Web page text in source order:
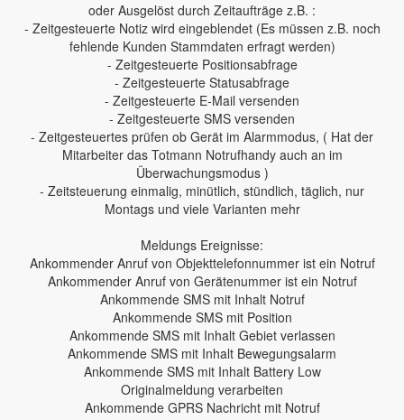
oder Ausgelöst durch Zeitaufträge z.B. :
- Zeitgesteuerte Notiz wird eingeblendet (Es müssen z.B. noch
fehlende Kunden Stammdaten erfragt werden)
- Zeitgesteuerte Positionsabfrage
- Zeitgesteuerte Statusabfrage
- Zeitgesteuerte E-Mail versenden
- Zeitgesteuerte SMS versenden
- Zeitgesteuertes prüfen ob Gerät im Alarmmodus, ( Hat der
Mitarbeiter das Totmann Notrufhandy auch an im
Überwachungsmodus )
- Zeitsteuerung einmalig, minütlich, stündlich, täglich, nur
Montags und viele Varianten mehr
Meldungs Ereignisse:
Ankommender Anruf von Objekttelefonnummer ist ein Notruf
Ankommender Anruf von Gerätenummer ist ein Notruf
Ankommende SMS mit Inhalt Notruf
Ankommende SMS mit Position
Ankommende SMS mit Inhalt Gebiet verlassen
Ankommende SMS mit Inhalt Bewegungsalarm
Ankommende SMS mit Inhalt Battery Low
Originalmeldung verarbeiten
Ankommende GPRS Nachricht mit Notruf